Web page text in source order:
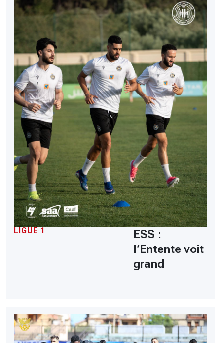
LIGUE 1
ESS :
l’Entente voit
grand